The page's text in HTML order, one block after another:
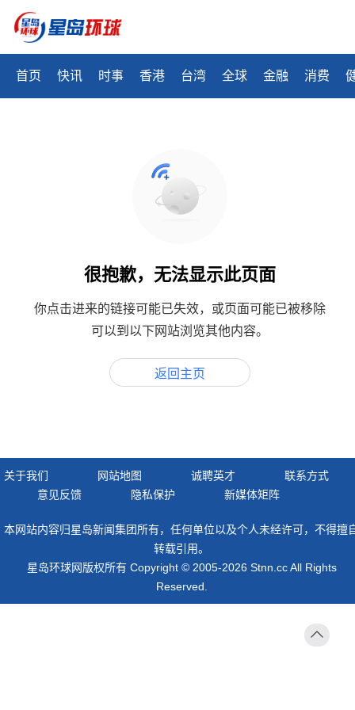
首页 快讯 时事 香港 台湾 全球 金融 消费
很抱歉，无法显示此页面
你点击进来的链接可能已失效，或页面可能已被移除
可以到以下网站浏览其他内容。
返回主页
关于我们 网站地图 诚聘英才
联系方式
意见反馈
隐私保护 新媒体矩阵
本网站内容归星岛新闻集团所有，任何单位以及个人未经许可，不得擅
转载引用。
星岛环球网版权所有 Copyright © 2005-2026 Stnn.cc All Rights
Reserved.